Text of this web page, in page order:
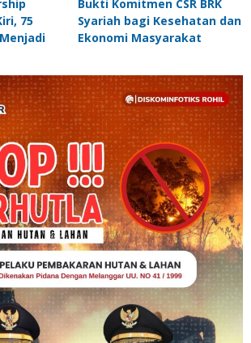
75
Bukti Komitmen CSR BRK
Syariah bagi Kesehatan dan
Ekonomi Masyarakat